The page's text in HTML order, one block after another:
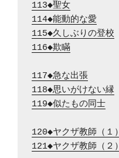
113◆聖女
114◆能動的な愛
115◆久しぶりの登校
116◆欺瞞
117◆急な出張
118◆思いがけない縁
119◆似たもの同士
120◆ヤクザ教師（１）
121◆ヤクザ教師（２）